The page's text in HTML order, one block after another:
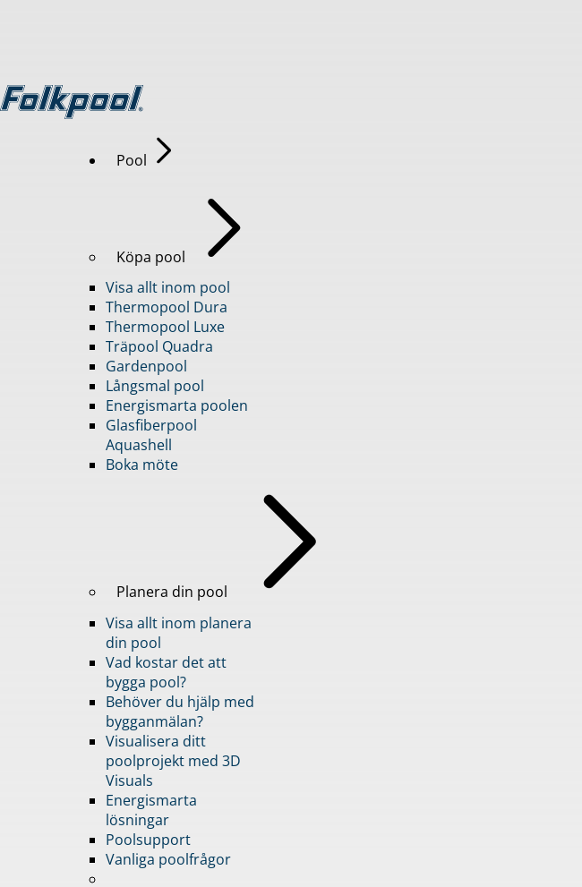
Pool
Köpa pool
Visa allt inom pool
Thermopool Dura
Thermopool Luxe
Träpool Quadra
Gardenpool
Långsmal pool
Energismarta poolen
Glasfiberpool
Aquashell
Boka möte
Planera din pool
Visa allt inom planera
din pool
Vad kostar det att
bygga pool?
Behöver du hjälp med
bygganmälan?
Visualisera ditt
poolprojekt med 3D
Visuals
Energismarta
lösningar
Poolsupport
Vanliga poolfrågor